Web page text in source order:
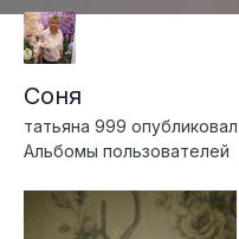
Соня
татьяна 999
Альбомы пользователей